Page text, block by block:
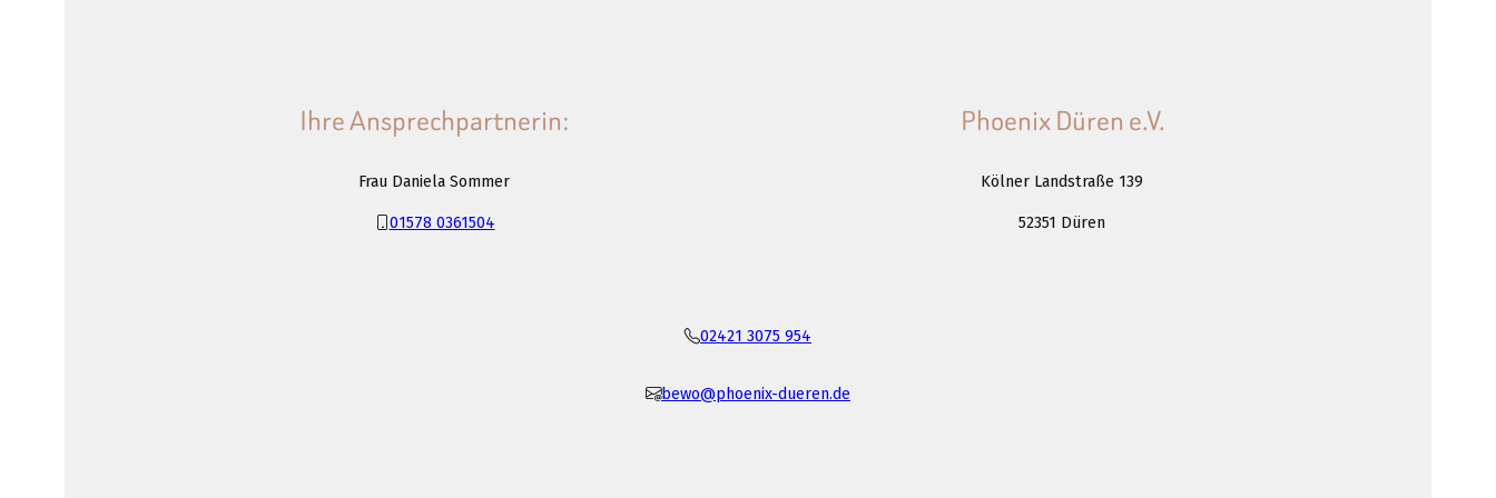
Ihre Ansprechpartnerin:
Frau Daniela Sommer
01578 0361504
Phoenix Düren e.V.
Kölner Landstraße 139
52351 Düren
02421 3075 954
bewo@phoenix-dueren.de